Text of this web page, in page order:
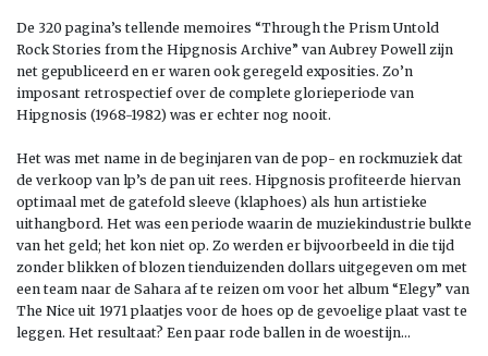
De 320 pagina’s tellende memoires “Through the Prism Untold
Rock Stories from the Hipgnosis Archive” van Aubrey Powell zijn
net gepubliceerd en er waren ook geregeld exposities. Zo’n
imposant retrospectief over de complete glorieperiode van
Hipgnosis (1968-1982) was er echter nog nooit.
Het was met name in de beginjaren van de pop- en rockmuziek dat
de verkoop van lp’s de pan uit rees. Hipgnosis profiteerde hiervan
optimaal met de gatefold sleeve (klaphoes) als hun artistieke
uithangbord. Het was een periode waarin de muziekindustrie bulkte
van het geld; het kon niet op. Zo werden er bijvoorbeeld in die tijd
zonder blikken of blozen tienduizenden dollars uitgegeven om met
een team naar de Sahara af te reizen om voor het album “Elegy” van
The Nice uit 1971 plaatjes voor de hoes op de gevoelige plaat vast te
leggen. Het resultaat? Een paar rode ballen in de woestijn…